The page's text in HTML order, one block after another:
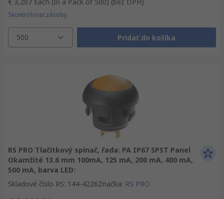
Skontrolovať zásoby
500 Pridať do košíka
RS PRO Tlačítkový spínač, řada: PA IP67 SPST Panel
Okamžité 13.6 mm 100mA, 125 mA, 200 mA, 400 mA,
500 mA, barva LED:
Skladové číslo RS: 144-4226Značka: RS PRO